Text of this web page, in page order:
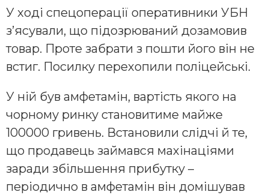
У ході спецоперації оперативники УБН
з’ясували, що підозрюваний дозамовив
товар. Проте забрати з пошти його він не
встиг. Посилку перехопили поліцейські.
У ній був амфетамін, вартість якого на
чорному ринку становитиме майже
100000 гривень. Встановили слідчі й те,
що продавець займався махінаціями
заради збільшення прибутку –
періодично в амфетамін він домішував